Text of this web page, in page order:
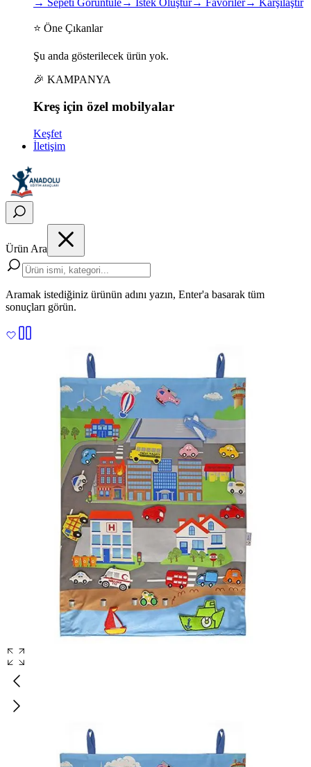
→ Sepeti Görüntüle→ İstek Oluştur→ Favoriler→ Karşılaştır
⭐ Öne Çıkanlar
Şu anda gösterilecek ürün yok.
🎉 KAMPANYA
Kreş için özel mobilyalar
Keşfet
İletişim
Ürün Ara
Aramak istediğiniz ürünün adını yazın, Enter'a basarak tüm
sonuçları görün.